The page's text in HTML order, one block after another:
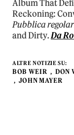
Album That
Reckoning:
Pubblica
and Dirty.Da
ALTRE NOTIZIE SU:
BOB WEIR DON
JOHN MAYER